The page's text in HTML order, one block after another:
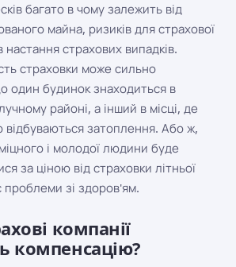
багато в чому залежить від
майна, ризиків для страхової
настання страхових випадків.
страховки може сильно
один будинок знаходиться в
районі, а інший в місці, де
відбуваються затоплення. Або ж,
і молодої людини буде
за ціною від страховки літньої
зі здоров'ям.
компанії
компенсацію?